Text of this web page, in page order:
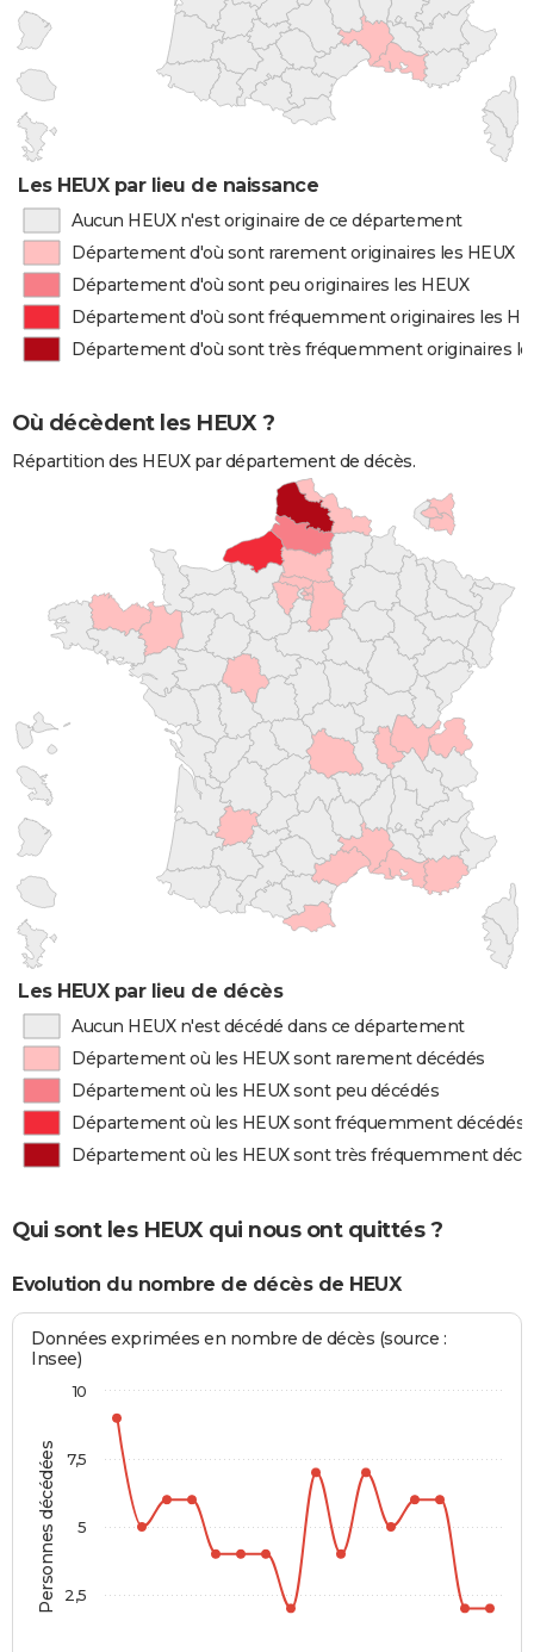
Les HEUX par lieu de naissance
Aucun HEUX n'est originaire de ce département
Département d'où sont rarement originaires les HEUX
Département d'où sont peu originaires les HEUX
Département d'où sont fréquemment originaires les
Département d'où sont très fréquemment originaires
Où décèdent les HEUX ?
Répartition des HEUX par département de décès.
Les HEUX par lieu de décès
Aucun HEUX n'est décédé dans ce département
Département où les HEUX sont rarement décédés
Département où les HEUX sont peu décédés
Département où les HEUX sont fréquemment décédés
Département où les HEUX sont très fréquemment
Qui sont les HEUX qui nous ont quittés ?
Evolution du nombre de décès de HEUX
Personnes décédées
Données exprimées en nombre de décès (source :
Insee)
10
2,5
5
7,5